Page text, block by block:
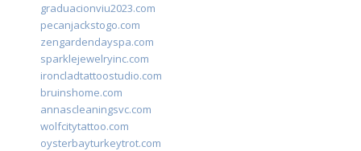
graduacionviu2023.com
pecanjackstogo.com
zengardendayspa.com
sparklejewelryinc.com
ironcladtattoostudio.com
bruinshome.com
annascleaningsvc.com
wolfcitytattoo.com
oysterbayturkeytrot.com